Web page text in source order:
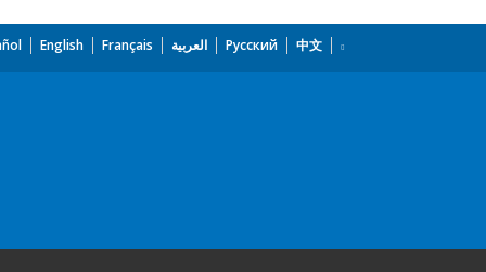
English Français العربية Русский 中文